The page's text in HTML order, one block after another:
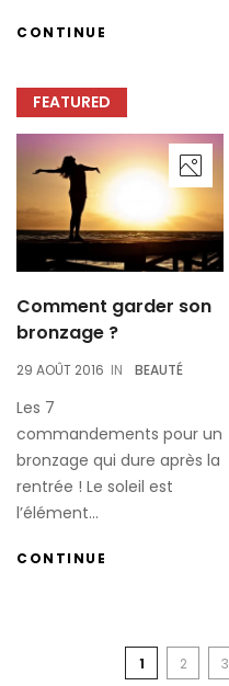
CONTINUE
FEATURED
Comment garder son
bronzage ?
29 AOÛT 2016 IN BEAUTÉ
Les 7
commandements pour un
bronzage qui dure après la
rentrée ! Le soleil est
l’élément...
CONTINUE
1 2 3